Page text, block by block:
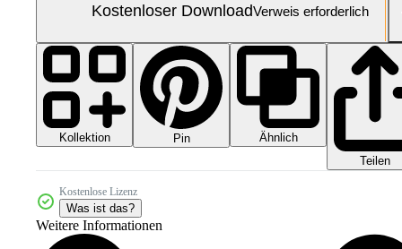
Kostenloser DownloadVerweis erforderlich
Kollektion Pin
Ähnlich
Teilen
Kostenlose Lizenz
Was ist das?
Weitere Informationen